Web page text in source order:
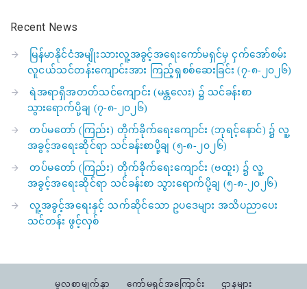
Recent News
မြန်မာနိုင်ငံအမျိုးသားလူ့အခွင့်အရေးကော်မရှင်မှ ငှက်အော်စမ်း
လူငယ်သင်တန်းကျောင်းအား ကြည့်ရှုစစ်ဆေးခြင်း (၇-၈-၂၀၂၆)
ရဲအရာရှိအတတ်သင်ကျောင်း (မန္တလေး) ၌ သင်ခန်းစာ
သွားရောက်ပို့ချ (၇-၈-၂၀၂၆)
တပ်မတော် (ကြည်း) တိုက်ခိုက်ရေးကျောင်း (ဘုရင့်နောင်) ၌ လူ့
အခွင့်အရေးဆိုင်ရာ သင်ခန်းစာပို့ချ (၅-၈-၂၀၂၆)
တပ်မတော် (ကြည်း) တိုက်ခိုက်ရေးကျောင်း (ဗထူး) ၌ လူ့
အခွင့်အရေးဆိုင်ရာ သင်ခန်းစာ သွားရောက်ပို့ချ (၅-၈-၂၀၂၆)
လူ့အခွင့်အရေးနှင့် သက်ဆိုင်သော ဥပဒေများ အသိပညာပေး
သင်တန်း ဖွင့်လှစ်
မူလစာမျက်နှာ ကော်မရှင်အကြောင်း ဌာနများ